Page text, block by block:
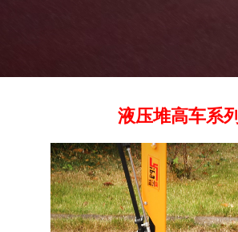
液压堆高车系列